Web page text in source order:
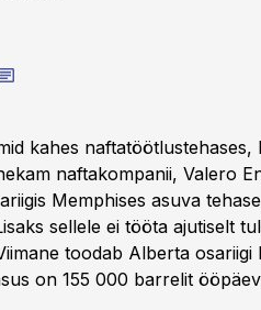
kahes naftatöötlustehases,
naftakompanii, Valero
Memphises asuva
sellele ei tööta ajutiselt
toodab Alberta osariigi
on 155 000 barrelit